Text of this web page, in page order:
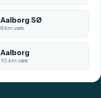
Aalborg SØ
8 km væk
Aalborg
10 km væk